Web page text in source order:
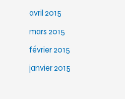
avril 2015
mars 2015
février 2015
janvier 2015